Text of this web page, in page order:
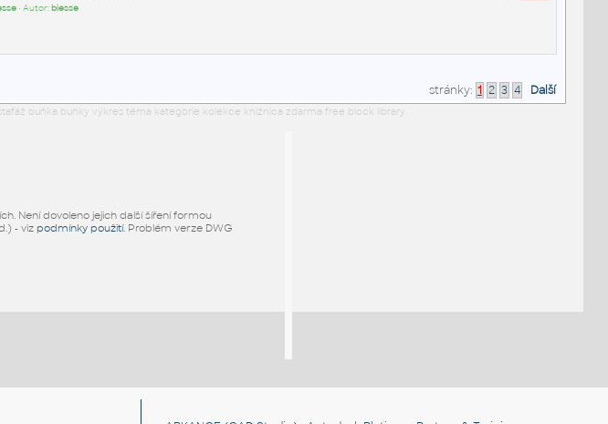
• Autor: biesse
stránky: 1 2 3 4 Další
buňka buňky výkres téma kategorie kolekce knižnica zdarma free block library
Není dovoleno jejich další šíření formou
- viz podmínky použití. Problém verze DWG